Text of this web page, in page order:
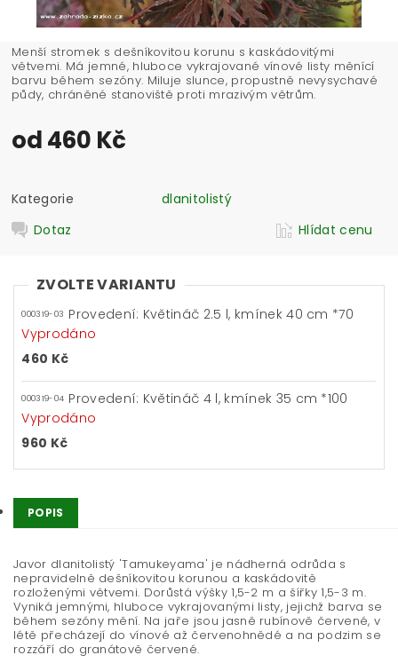
Menší stromek s dešníkovitou korunu s kaskádovitými
větvemi. Má jemné, hluboce vykrajované vínové listy měnící
barvu během sezóny. Miluje slunce, propustně nevysychavé
půdy, chráněné stanoviště proti mrazivým větrům.
od 460 Kč
Kategorie
dlanitolistý
Dotaz
Hlídat cenu
ZVOLTE VARIANTU
000319-03 Provedení: Květináč 2.5 l, kmínek 40 cm *70
Vyprodáno
460 Kč
000319-04 Provedení: Květináč 4 l, kmínek 35 cm *100
Vyprodáno
960 Kč
POPIS
Javor dlanitolistý 'Tamukeyama' je nádherná odrůda s
nepravidelně dešníkovitou korunou a kaskádovitě
rozloženými větvemi. Dorůstá výšky 1,5-2 m a šířky 1,5-3 m.
Vyniká jemnými, hluboce vykrajovanými listy, jejichž barva se
během sezóny mění. Na jaře jsou jasně rubínově červené, v
létě přecházejí do vínové až červenohnědé a na podzim se
rozzáří do granátově červené.